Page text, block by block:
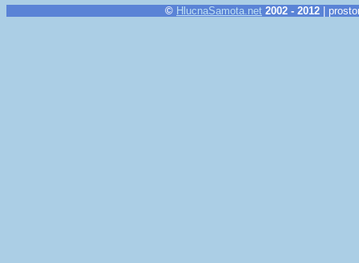
© HlucnaSamota.net 2002 - 2012 |